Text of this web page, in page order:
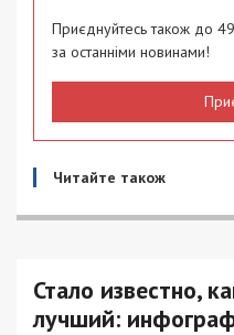
Приєднуйтесь також до
за останніми новинами!
Читайте також
Стало известно,
лучший: